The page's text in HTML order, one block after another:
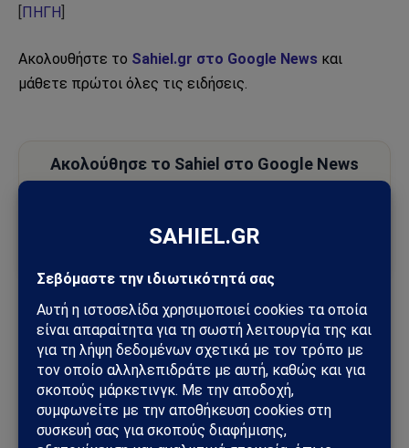
ΠΗΓΗ
Ακολουθήστε το Sahiel.gr στο Google News και
μάθετε πρώτοι όλες τις ειδήσεις.
Ακολούθησε το Sahiel στο Google News
Add as a preferred source
πρόεδρο Ρετζέπ Ταγίπ Ερντογάν
Ακολουθήστε στο Instagram